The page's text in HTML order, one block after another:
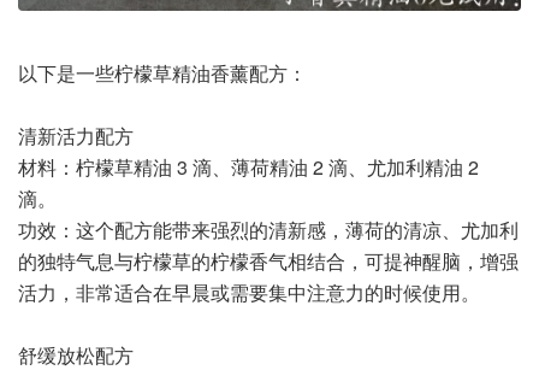
以下是一些柠檬草精油香薰配方：
清新活力配方
材料：柠檬草精油 3 滴、薄荷精油 2 滴、尤加利精油 2
滴。
功效：这个配方能带来强烈的清新感，薄荷的清凉、尤加利
的独特气息与柠檬草的柠檬香气相结合，可提神醒脑，增强
活力，非常适合在早晨或需要集中注意力的时候使用。
舒缓放松配方